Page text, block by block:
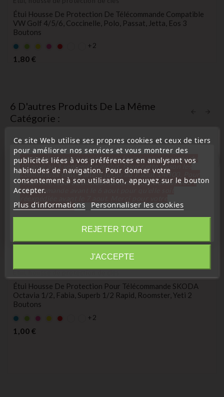
Étui Housse De Protection De Télécommande Compatible
VW Golf 4/5/6, Coccinelle, Polo, Passat, Jetta, Eos 3
Boutons
BleuVertJauneroserouge +2
1,80 €
6 D'autres Produits De La Même
Catégorie :
Étui Housse De Protection Pour Télécommande SKODA
Octavia 1/2, Fabia, Superb 1/2 Rapid, Roomster, Yeti 2
Boutons
BleuVertroseJaunerouge +2
1,00 €
Ce site Web utilise ses propres cookies et ceux de tiers
pour améliorer nos services et vous montrer des
publicités liées à vos préférences en analysant vos
habitudes de navigation. Pour donner votre
consentement à son utilisation, appuyez sur le bouton
Accepter.
Plus d'informations Personnaliser les cookies
REJETER TOUT
J'ACCEPTE
« Attention, notre société sera fermée pour congés du
10 aout au 1 septembre inclus. Pour cette raison les
commandes sont traitées jusqu'au 7 aout 14H00. Pour
le service réparation nous devons réceptionner votre
télécommande avant le 6 aout pour qu'elle soit
compréhension»
Fermer
Information